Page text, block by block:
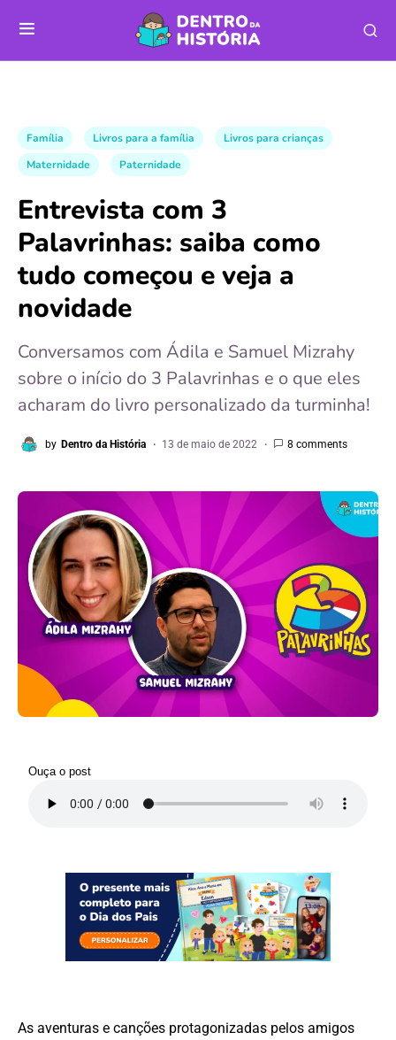
Família Livros para a família
Livros para crianças
Maternidade
Paternidade
Entrevista com 3
Palavrinhas: saiba como
tudo começou e veja a
novidade
Conversamos com Ádila e Samuel Mizrahy
sobre o início do 3 Palavrinhas e o que eles
acharam do livro personalizado da turminha!
by Dentro da História 13 de maio de 2022 8 comments
Ouça o post
As aventuras e canções protagonizadas pelos amigos